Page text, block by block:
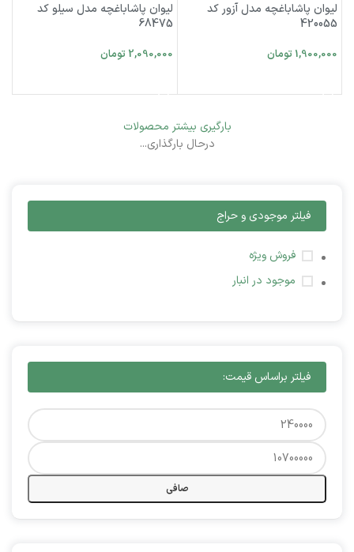
فیلتر موجودی و حراج
فروش ویژه
موجود در انبار
فیلتر براساس قیمت:
صافی
لیوان پاشاباغچه مدل آزور کد
420055
1,900,000 تومان
لیوان پاشاباغچه مدل سیلو کد
68475
2,090,000 تومان
بارگیری بیشتر محصولات
درحال بارگذاری...